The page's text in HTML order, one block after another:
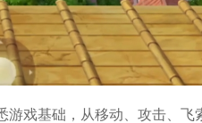
游戏基础，从移动、攻击、